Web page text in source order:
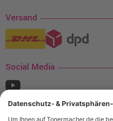
Versand
Social Media
¹ Nur gültig für den Versand innerhalb
von mindestens 35€ (inkl. Mwst.) an